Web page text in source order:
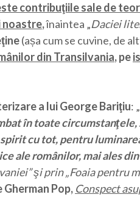
contribuţiile sale de
noastre,înaintea „Daciei
(așa cum se cuvine, de
din Transilvania, pe
a lui George Bariţiu: „
în toate
cu tot, pentru
ale românilor, mai ales
şi prin „Foaia pentru
Gherman Pop, Conspect